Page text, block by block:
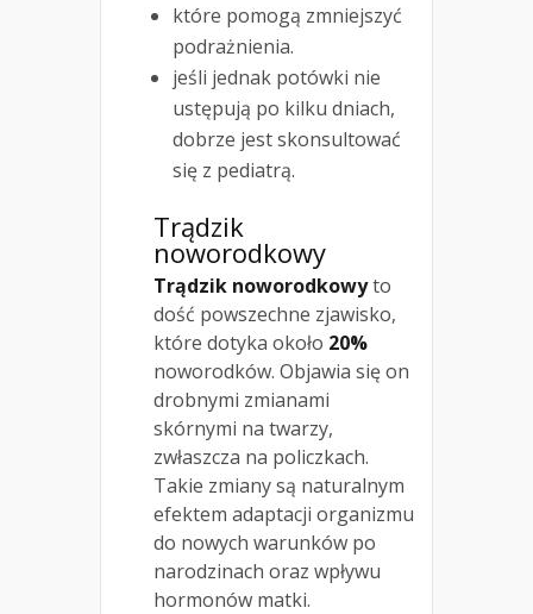
które pomogą zmniejszyć
podrażnienia.
jeśli jednak potówki nie
ustępują po kilku dniach,
dobrze jest skonsultować
się z pediatrą.
Trądzik
noworodkowy
Trądzik noworodkowyto
dość powszechne zjawisko,
które dotyka około 20%
noworodków. Objawia się on
drobnymi zmianami
skórnymi na twarzy,
zwłaszcza na policzkach.
Takie zmiany są naturalnym
efektem adaptacji organizmu
do nowych warunków po
narodzinach oraz wpływu
hormonów matki.